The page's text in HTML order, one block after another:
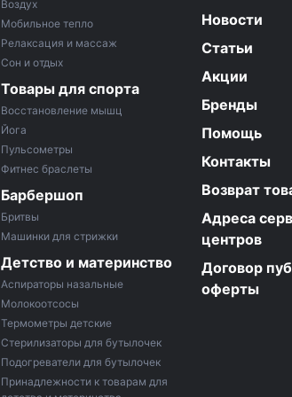
Воздух
Мобильное тепло
Релаксация и массаж
Сон и отдых
Товары для спорта
Восстановление мышц
Йога
Пульсометры
Фитнес браслеты
Барбершоп
Бритвы
Машинки для стрижки
Детство и материнство
Аспираторы назальные
Молокоотсосы
Термометры детские
Стерилизаторы для бутылочек
Подогреватели для бутылочек
Принадлежности к товарам для
Новости
Статьи
Акции
Бренды
Помощь
Контакты
Возврат
Адреса
центров
Договор
оферты